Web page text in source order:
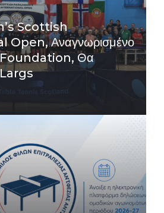
Scottish
Αναγνωρισμένο
Foundation, Θα
Largs